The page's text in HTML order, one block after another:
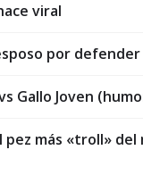
viral
por
Gallo Joven
pez más «troll» del